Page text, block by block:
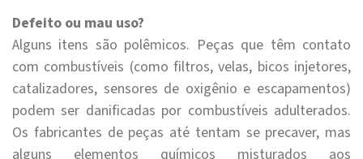
Defeito ou mau uso?
Alguns itens são polêmicos. Peças que têm contato
com combustíveis (como filtros, velas, bicos injetores,
catalizadores, sensores de oxigênio e escapamentos)
podem ser danificadas por combustíveis adulterados.
Os fabricantes de peças até tentam se precaver, mas
alguns elementos químicos misturados aos